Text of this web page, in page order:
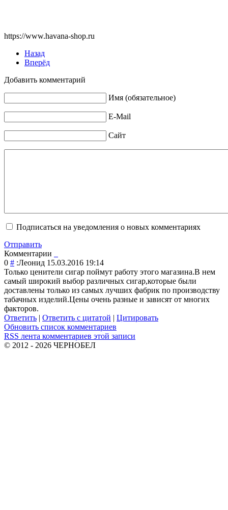
https://www.havana-shop.ru
Назад
Вперёд
Добавить комментарий
Имя (обязательное)
E-Mail
Сайт
Подписаться на уведомления о новых комментариях
Отправить
Комментарии
0 # :Леонид 15.03.2016 19:14
Только ценители сигар поймут работу этого магазина.В нем
самый широкий выбор различных сигар,которые были
доставлены только из самых лучших фабрик по производству
табачных изделий.Цены очень разные и зависят от многих
факторов.
Ответить | Ответить с цитатой | Цитировать
Обновить список комментариев
RSS лента комментариев этой записи
© 2012 - 2026 ЧЕРНОБЕЛ